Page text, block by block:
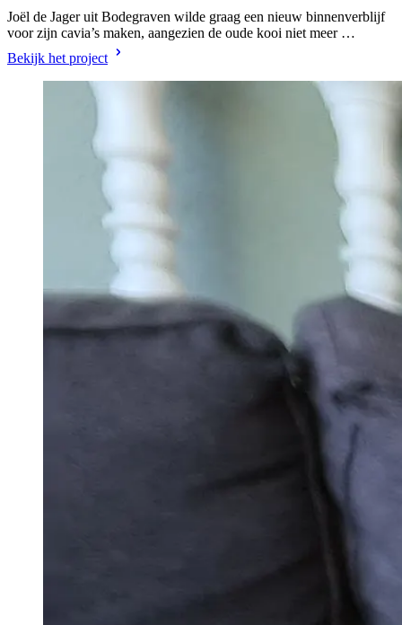
Joël de Jager uit Bodegraven wilde graag een nieuw binnenverblijf
voor zijn cavia’s maken, aangezien de oude kooi niet meer …
Bekijk het project